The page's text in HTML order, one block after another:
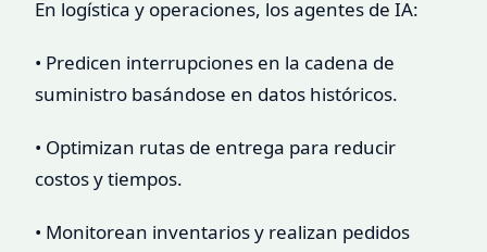
En logística y operaciones, los agentes de IA:
• Predicen interrupciones en la cadena de
suministro basándose en datos históricos.
• Optimizan rutas de entrega para reducir
costos y tiempos.
• Monitorean inventarios y realizan pedidos